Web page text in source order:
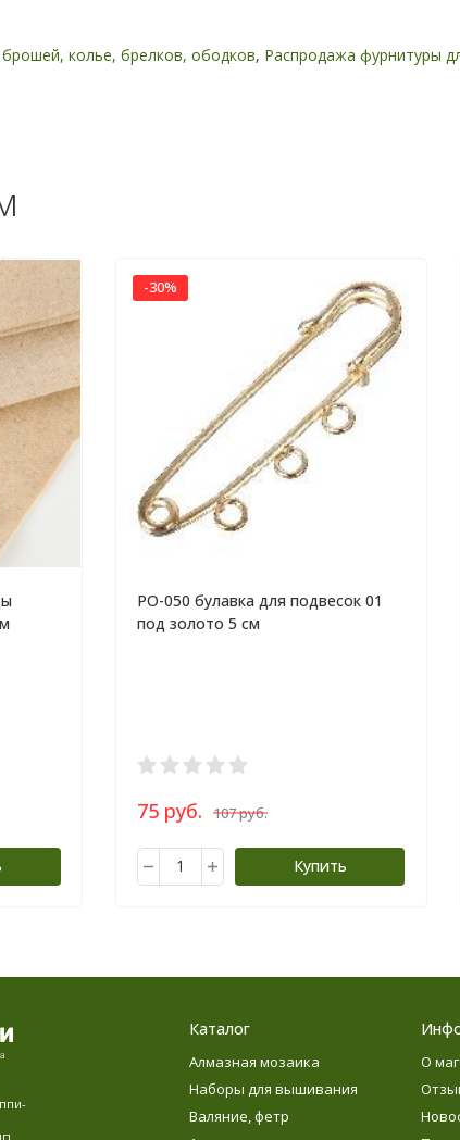
колье, брелков, ободков, Распродажа фурнитуры
-30%
PO-050 булавка для подвесок 01
под золото 5 см
75 руб. 107 руб.
Купить
Каталог
Алмазная мозаика
Наборы для вышивания
Валяние, фетр
О